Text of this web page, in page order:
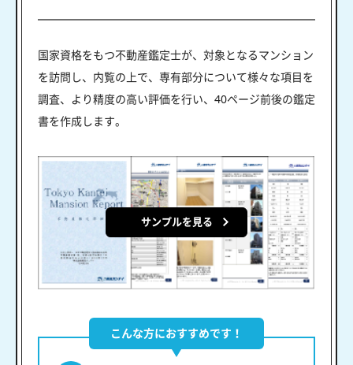
国家資格をもつ不動産鑑定士が、対象となるマンション
を訪問し、内覧の上で、専有部分について様々な項目を
調査、より精度の高い評価を行い、40ページ前後の鑑定
書を作成します。
サンプルを見る
こんな方におすすめです！